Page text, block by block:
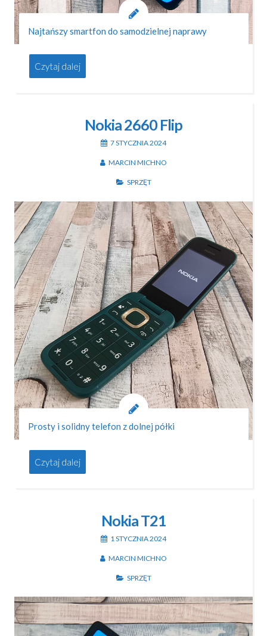
Najtańszy smartfon do samodzielnej naprawy
Czytaj dalej
Nokia 2660 Flip
7 STYCZNIA 2024
MARCIN MICHNO
SPRZĘT
Prosty i solidny telefon z dolnej półki
Czytaj dalej
Nokia T21
1 STYCZNIA 2024
MARCIN MICHNO
SPRZĘT